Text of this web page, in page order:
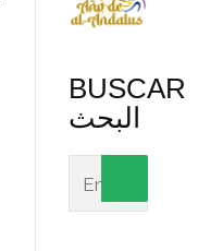
BUSCAR
البحث